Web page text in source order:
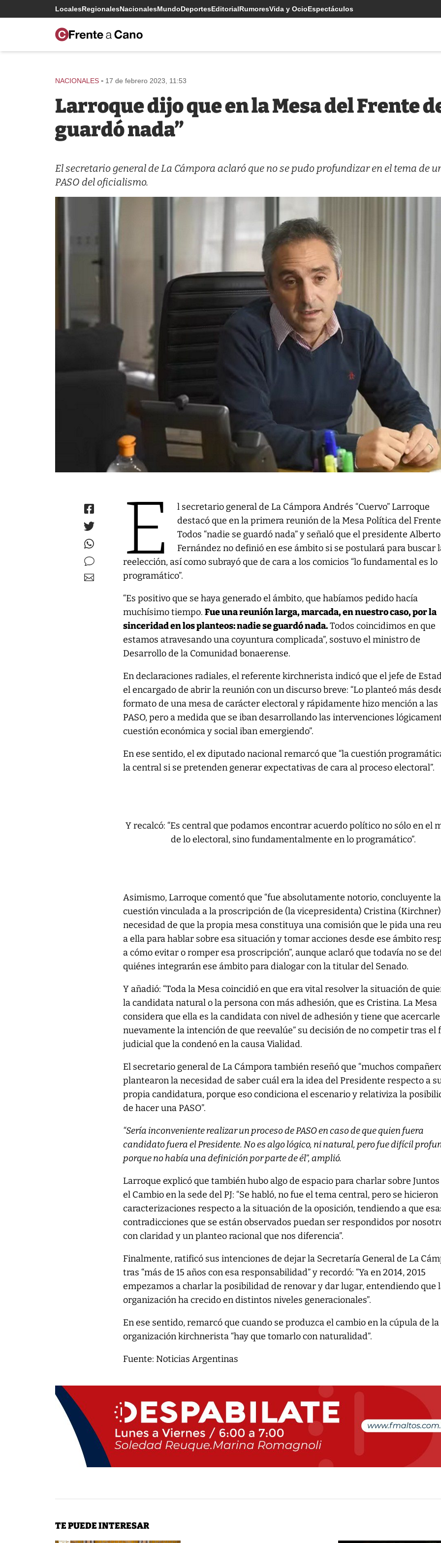
LocalesRegionalesNacionalesMundoDeportesEditorialRumoresVida y OcioEspectáculos
NACIONALES - 17 de febrero 2023, 11:53
Larroque dijo que en la Mesa del Frente
guardó nada”
El secretario general de La Cámpora aclaró que no se pudo profundizar en el tema de
PASO del oficialismo.
E
l secretario general de La Cámpora Andrés “Cuervo” Larroque
destacó que en la primera reunión de la Mesa Política del
Todos “nadie se guardó nada” y señaló que el presidente Alberto
Fernández no definió en ese ámbito si se postulará para buscar
reelección, así como subrayó que de cara a los comicios “lo fundamental es lo
programático”.
“Es positivo que se haya generado el ámbito, que habíamos pedido hacía
muchísimo tiempo.Fue una reunión larga, marcada, en nuestro caso, por la
sinceridad en los planteos: nadie se guardó nada.Todos coincidimos en que
estamos atravesando una coyuntura complicada”, sostuvo el ministro de
Desarrollo de la Comunidad bonaerense.
En declaraciones radiales, el referente kirchnerista indicó que el jefe de
el encargado de abrir la reunión con un discurso breve: “Lo planteó más
formato de una mesa de carácter electoral y rápidamente hizo mención a las
PASO, pero a medida que se iban desarrollando las intervenciones
cuestión económica y social iban emergiendo”.
En ese sentido, el ex diputado nacional remarcó que “la cuestión
la central si se pretenden generar expectativas de cara al proceso electoral”.
Y recalcó: “Es central que podamos encontrar acuerdo político no sólo en el
de lo electoral, sino fundamentalmente en lo programático”.
Asimismo, Larroque comentó que “fue absolutamente notorio, concluyente la
cuestión vinculada a la proscripción de (la vicepresidenta) Cristina
necesidad de que la propia mesa constituya una comisión que le pida una
a ella para hablar sobre esa situación y tomar acciones desde ese ámbito
a cómo evitar o romper esa proscripción”, aunque aclaró que todavía no se
quiénes integrarán ese ámbito para dialogar con la titular del Senado.
Y añadió: “Toda la Mesa coincidió en que era vital resolver la situación de
la candidata natural o la persona con más adhesión, que es Cristina. La Mesa
considera que ella es la candidata con nivel de adhesión y tiene que acercarle
nuevamente la intención de que reevalúe” su decisión de no competir tras el
judicial que la condenó en la causa Vialidad.
El secretario general de La Cámpora también reseñó que “muchos
plantearon la necesidad de saber cuál era la idea del Presidente respecto a
propia candidatura, porque eso condiciona el escenario y relativiza la
de hacer una PASO”.
“Sería inconveniente realizar un proceso de PASO en caso de que quien fuera
candidato fuera el Presidente. No es algo lógico, ni natural, pero fue difícil
porque no había una definición por parte de él”, amplió.
Larroque explicó que también hubo algo de espacio para charlar sobre
el Cambio en la sede del PJ: “Se habló, no fue el tema central, pero se hicieron
caracterizaciones respecto a la situación de la oposición, tendiendo a que
contradicciones que se están observados puedan ser respondidos por
con claridad y un planteo racional que nos diferencia”.
Finalmente, ratificó sus intenciones de dejar la Secretaría General de La
tras “más de 15 años con esa responsabilidad” y recordó: “Ya en 2014, 2015
empezamos a charlar la posibilidad de renovar y dar lugar, entendiendo que
organización ha crecido en distintos niveles generacionales”.
En ese sentido, remarcó que cuando se produzca el cambio en la cúpula de la
organización kirchnerista “hay que tomarlo con naturalidad”.
Fuente: Noticias Argentinas
TE PUEDE INTERESAR